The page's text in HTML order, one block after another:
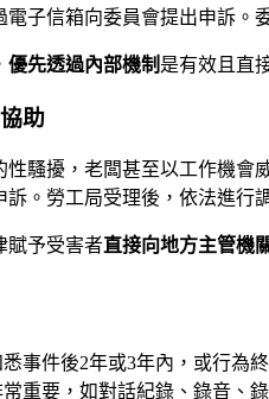
子信箱向委員會提出申訴
優先透過內部機制 是有效且直
助
騷擾，老闆甚至以工作機
訴。勞工局受理後，依法進行
賦予受害者直接向地方主管機
事件後2年或3年內，或行為
重要，如對話紀錄、錄音、